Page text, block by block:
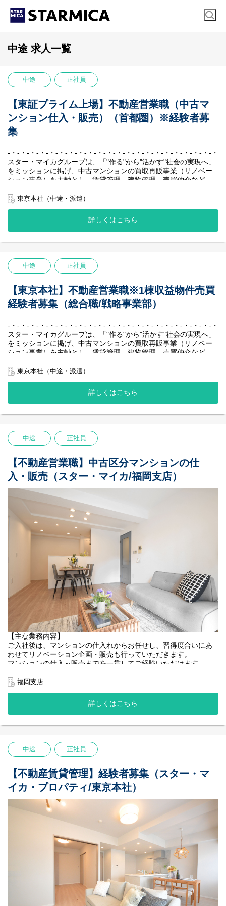
中途 求人一覧
中途 正社員
【東証プライム上場】不動産営業職（中古マ
ンション仕入・販売）（首都圏）※経験者募
集
-・-・-・-・-・-・-・-・-・-・-・-・-・-・-・-・-・-・-・-・-・-・-
スター・マイカグループは、「"作る"から"活かす"社会の実現へ」
をミッションに掲げ、中古マンションの買取再販事業（リノベー
ション事業）を主軸とし、賃貸管理、建物管理、売買仲介など、
私たちの最大の強みは、堅実かつ効率的に収益を生み出す独自の
ビジネスモデルです。
賃貸中のマンションを一室単位で仕入れ、入居者様が退去後にリ
ノベーションして再販する、「家賃収入×売却益」の二軸による収
中古マンション保有戸数は国内1位を誇り、創業以来一度も赤字な
として確固たる地位を築いています。
-・-・-・-・-・-・-・-・-・-・-・-・-・-・-・-・-・-・-・-・-・-・-
【主な業務内容】
ご入社後は、マンションの仕入れ（投資事業部）もしくはリノベ
ーション企画・販売（販売事業部）を行っていただきます。
■マンションの仕入れ（投資事業部）
主に不動産仲介会社様を訪問しての情報収集や金額交渉、契約決
済業務などを行っていただきます。
・不動産仲介会社様へ物件情報のヒアリング
・内見・現地調査
・不動産仲介会社様への金額交渉
・購入成約物件の契約、決済業務 など
■リノベーション企画・販売（販売事業部）
入居者様が退去した後の物件を再販売するために、リノベーショ
などを行っていただきます。
・周辺環境やマーケット調査、リノベーションの企画立案、販売
・施工協力会社との現場調査、見積書精査、工程管理管理
・物件販売資料の作成、不動産仲介会社様への販促活動
・販売物件の契約、引渡し業務 など
■変更の範囲
当社の定める業務全般
【勤務地】
首都圏での採用を予定しております。
初任地は下記本社、支店いずれかの配属となります。
・東京本社：東京都港区虎ノ門4-3-1城山トラストタワー28階
・横浜支店：神奈川県横浜市神奈川区金港町6-3 横浜金港町ビル
7F
※総合職での採用となるため、将来的には全国転勤の可能性もご
ざいます。
＜POINT＞
◆顧客への営業活動は、仕入・販売依頼先の不動産仲介会社様が
行います。
◆歩合、ノルマはありません。※部署目標及び個人目標はござい
◆ジョブローテーション制度で幅広い業務経験が可能。リノベー
ションマンションのプロフェッショナルを目指すことができま
【社風／環境】
『不動産会社“らしくない”社風』
して、組織として成長していくことを大切にしています。新卒で
も中途でも、「チームワークで働くこと」に共感をして集まった
日頃から社員同士のコミュニケーションを大切にしており、月に
一度のシャッフルランチという企画では、部署や年次を超えたメ
ンバー同士の交流を深めています。
『ワークライフバランス』
ITを活用して作業効率を上げる取り組みを行っており、全社の平
均月残業時間は約15時間程度となっております。また、フレック
スタイム制度を導入しており、繁忙期や閑散期に合わせて働く時
間を効率的に配分することができ、メリハリのある働き方をして
不動産会社では珍しく女性社員が多いこと（男女比5：5）も当社
の特徴で、子育てと仕事を両立しながら活躍している社員が多く
東京本社（中途・派遣）
詳しくはこちら
中途 正社員
【東京本社】不動産営業職※1棟収益物件売買
経験者募集（総合職/戦略事業部）
-・-・-・-・-・-・-・-・-・-・-・-・-・-・-・-・-・-・-・-・-・-・-
スター・マイカグループは、「"作る"から"活かす"社会の実現へ」
をミッションに掲げ、中古マンションの買取再販事業（リノベー
ション事業）を主軸とし、賃貸管理、建物管理、売買仲介など、
私たちの最大の強みは、堅実かつ効率的に収益を生み出す独自の
ビジネスモデルです。
賃貸中のマンションを一室単位で仕入れ、入居者様が退去後にリ
ノベーションして再販する、「家賃収入×売却益」の二軸による収
中古マンション保有戸数は国内1位を誇り、創業以来一度も赤字な
として確固たる地位を築いています。
-・-・-・-・-・-・-・-・-・-・-・-・-・-・-・-・-・-・-・-・-・-・-
【業務内容】
戦略事業部とは、主に1棟収益物件（マンション）／高級区分マン
ションの
投資・運用及び保有物件等のアセットマネジメントを行っている
グループ全体の戦略的投資を実行している投資チームと
保有物件のアセットマネジメント業務を行っているAMチームの2
チームで構成されています。
今回は投資チームで主に不動産仲介会社様を訪問しての1棟収益物
件（マンション）／高級区分マンションの情報収集や金額交渉、
契約決済業務などを行っていただきます。
・不動産仲介会社様へ物件情報のヒアリング～情報取得～物件評
価
・内見・現地調査
・販売戦略（リノベーション等のプランニング/価格設定）の検
討、購入判断
・不動産仲介会社様への金額交渉
・購入成約物件の契約、決済業務 など
■社風／環境：
『不動産会社“らしくない”社風』
して、組織として成長していくことを大切にしています。新卒で
も中途でも、「チームワークで働くこと」に共感をして集まった
メンバーが多いため、社内で自然と助け合いが生まれます。
日頃から社員同士のコミュニケーションを大切にしており、月に
『ワークライフバランス』
ITを活用して作業効率を上げる取り組みを行っており、全社の平
スタイム制度を導入しており、繁忙期や閑散期に合わせて働く時
間を効率的に配分することができ、メリハリのある働き方をして
います。
不動産会社では珍しく女性社員が多いこと（男女比5：5）も当社
の特徴で、子育てと仕事を両立しながら活躍している社員が多く
在籍しております。
東京本社（中途・派遣）
詳しくはこちら
中途 正社員
【不動産営業職】中古区分マンションの仕
入・販売（スター・マイカ/福岡支店）
【主な業務内容】
ご入社後は、マンションの仕入れからお任せし、習得度合いにあ
わせてリノベーション企画・販売も行っていただきます。
マンションの仕入～販売までを一貫してご経験いただけます。
■マンションの仕入れ
主に不動産仲介会社様を訪問しての情報収集や金額交渉、契約決
済業務などを行っていただきます。
・不動産仲介会社様へ物件情報のヒアリング
・内見・現地調査
・販売戦略（リノベーションのプランニング/価格設定）の検討、
・不動産仲介会社様への金額交渉
・購入成約物件の契約、決済業務
■リノベーション企画・販売
入居者様が退去した後の物件を再販売するために、リノベーショ
ンの企画、周辺環境やマーケット調査、販売物件の契約決済業務
などを行っていただきます。
・周辺環境やマーケット調査、リノベーションの企画立案、販売
・施工協力会社との現場調査、見積書精査、工程管理管理
・物件販売資料の作成、不動産仲介会社様への販促活動
・販売物件の契約、引渡し業務
※顧客への営業活動は、仕入・販売依頼先の不動産仲介会社様が
※歩合、ノルマはありません。
福岡支店
詳しくはこちら
中途 正社員
【不動産賃貸管理】経験者募集（スター・マ
イカ・プロパティ/東京本社）